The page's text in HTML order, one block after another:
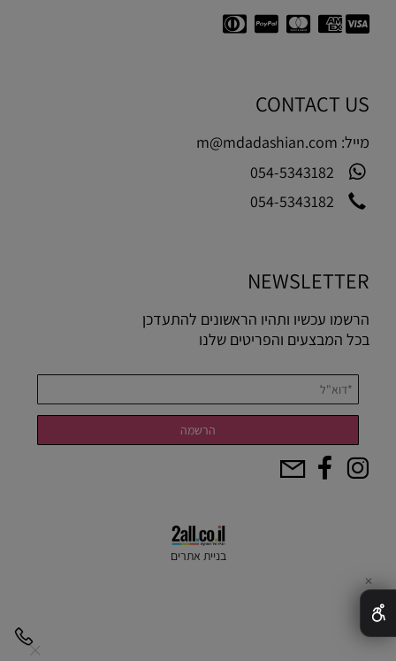
CONTACT US
מייל: m@mdadashian.com
054-5343182
054-5343182
NEWSLETTER
הרשמו עכשיו ותהיו הראשונים להתעדכן
בכל המבצעים והפריטים שלנו
בניית אתרים
✕